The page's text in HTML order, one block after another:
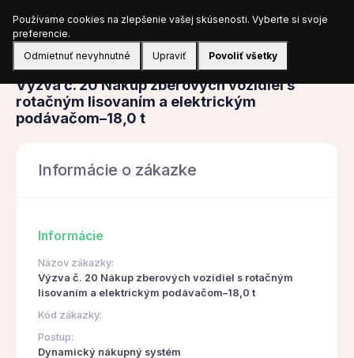
Prihlásiť sa
Obstarávanie
Výzva č. 20 Nákup zberových vozidiel s
rotačným lisovaním a elektrickým
podávačom–18,0 t
Informácie o zákazke
Informácie
Názov zákazky:
Výzva č. 20 Nákup zberových vozidiel s rotačným
lisovaním a elektrickým podávačom–18,0 t
Kód zákazky:
Postup:
Dynamický nákupný systém
Používame cookies na zlepšenie vašej skúsenosti. Vyberte si svoje
preferencie.
Odmietnuť nevyhnutné
Upraviť Povoliť všetky